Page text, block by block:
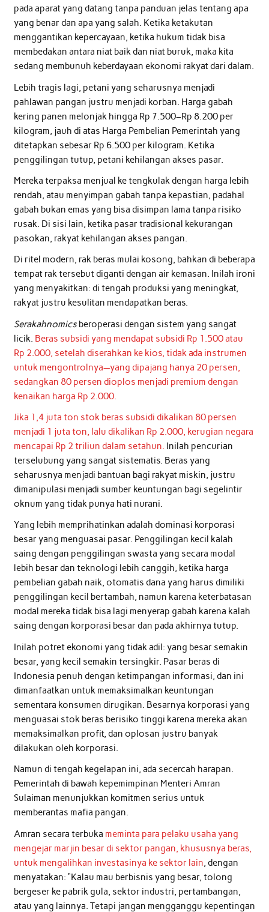
pada aparat yang datang tanpa panduan jelas tentang apa
yang benar dan apa yang salah. Ketika ketakutan
menggantikan kepercayaan, ketika hukum tidak bisa
membedakan antara niat baik dan niat buruk, maka kita
sedang membunuh keberdayaan ekonomi rakyat dari dalam.
Lebih tragis lagi, petani yang seharusnya menjadi
pahlawan pangan justru menjadi korban. Harga gabah
kering panen melonjak hingga Rp 7.500–Rp 8.200 per
kilogram, jauh di atas Harga Pembelian Pemerintah yang
ditetapkan sebesar Rp 6.500 per kilogram. Ketika
penggilingan tutup, petani kehilangan akses pasar.
Mereka terpaksa menjual ke tengkulak dengan harga lebih
rendah, atau menyimpan gabah tanpa kepastian, padahal
gabah bukan emas yang bisa disimpan lama tanpa risiko
rusak. Di sisi lain, ketika pasar tradisional kekurangan
pasokan, rakyat kehilangan akses pangan.
Di ritel modern, rak beras mulai kosong, bahkan di beberapa
tempat rak tersebut diganti dengan air kemasan. Inilah ironi
yang menyakitkan: di tengah produksi yang meningkat,
rakyat justru kesulitan mendapatkan beras.
Serakahnomicsberoperasi dengan sistem yang sangat
licik. Beras subsidi yang mendapat subsidi Rp 1.500 atau
Rp 2.000, setelah diserahkan ke kios, tidak ada instrumen
untuk mengontrolnya—yang dipajang hanya 20 persen,
sedangkan 80 persen dioplos menjadi premium dengan
kenaikan harga Rp 2.000.
Jika 1,4 juta ton stok beras subsidi dikalikan 80 persen
menjadi 1 juta ton, lalu dikalikan Rp 2.000, kerugian negara
mencapai Rp 2 triliun dalam setahun. Inilah pencurian
terselubung yang sangat sistematis. Beras yang
seharusnya menjadi bantuan bagi rakyat miskin, justru
dimanipulasi menjadi sumber keuntungan bagi segelintir
oknum yang tidak punya hati nurani.
Yang lebih memprihatinkan adalah dominasi korporasi
besar yang menguasai pasar. Penggilingan kecil kalah
saing dengan penggilingan swasta yang secara modal
lebih besar dan teknologi lebih canggih, ketika harga
pembelian gabah naik, otomatis dana yang harus dimiliki
penggilingan kecil bertambah, namun karena keterbatasan
modal mereka tidak bisa lagi menyerap gabah karena kalah
saing dengan korporasi besar dan pada akhirnya tutup.
Inilah potret ekonomi yang tidak adil: yang besar semakin
besar, yang kecil semakin tersingkir. Pasar beras di
Indonesia penuh dengan ketimpangan informasi, dan ini
dimanfaatkan untuk memaksimalkan keuntungan
sementara konsumen dirugikan. Besarnya korporasi yang
menguasai stok beras berisiko tinggi karena mereka akan
memaksimalkan profit, dan oplosan justru banyak
dilakukan oleh korporasi.
Namun di tengah kegelapan ini, ada secercah harapan.
Pemerintah di bawah kepemimpinan Menteri Amran
Sulaiman menunjukkan komitmen serius untuk
memberantas mafia pangan.
Amran secara terbuka meminta para pelaku usaha yang
mengejar marjin besar di sektor pangan, khususnya beras,
untuk mengalihkan investasinya ke sektor lain, dengan
menyatakan: “Kalau mau berbisnis yang besar, tolong
bergeser ke pabrik gula, sektor industri, pertambangan,
atau yang lainnya. Tetapi jangan mengganggu kepentingan